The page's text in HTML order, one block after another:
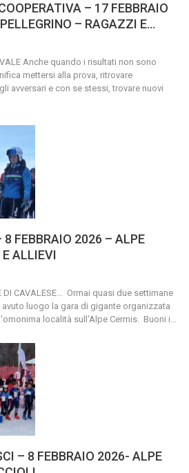
– 17 FEBBRAIO
– RAGAZZI E…
Anche quando i risultati non sono
mettersi alla prova, ritrovare
avversari e con se stessi, trovare nuovi
8 FEBBRAIO 2026 – ALPE
ALLIEVI
DI CAVALESE… Ormai quasi due settimane
luogo la gara di gigante organizzata
località sull'Alpe Cermis. Buoni i
– 8 FEBBRAIO 2026- ALPE